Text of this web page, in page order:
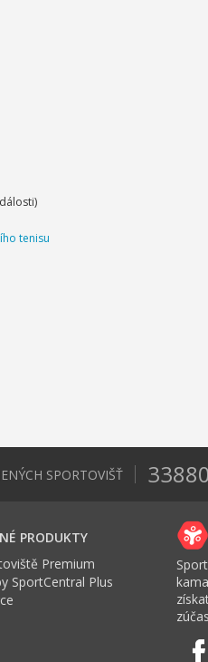
tenisu
SPORTOVIŠŤ 33880
PRODUKTY
Premium
SportCentral Plus